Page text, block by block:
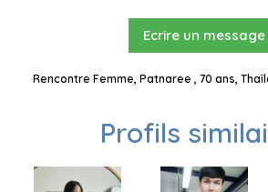
Ecrire un message
Rencontre Femme, Patnaree , 70 ans,
Profils